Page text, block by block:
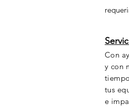
Con
y con
tiempo
tus
e